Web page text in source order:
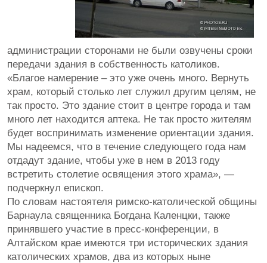
администрации сторонами не были озвучены сроки
передачи здания в собственность католиков.
«Благое намерение – это уже очень много. Вернуть
храм, который столько лет служил другим целям, не
так просто. Это здание стоит в центре города и там
много лет находится аптека. Не так просто жителям
будет воспринимать изменение ориентации здания.
Мы надеемся, что в течение следующего года нам
отдадут здание, чтобы уже в нем в 2013 году
встретить столетие освящения этого храма», —
подчеркнул епископ.
По словам настоятеля римско-католической общины
Барнаула священника Богдана Каленцки, также
принявшего участие в пресс-конференции, в
Алтайском крае имеются три исторических здания
католических храмов, два из которых ныне